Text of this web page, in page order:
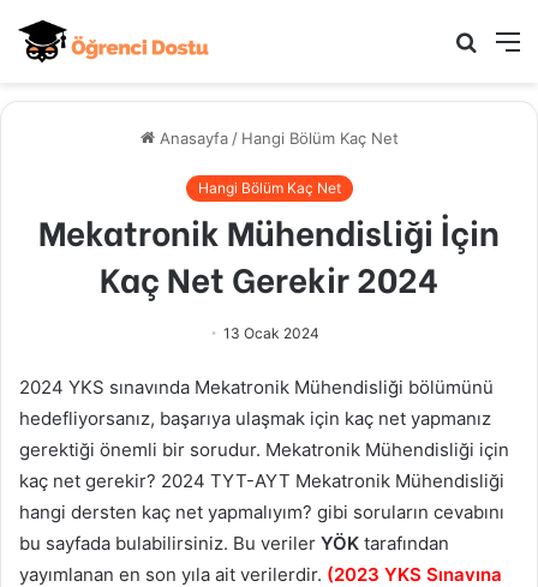
Arama
Anasayfa / Hangi Bölüm Kaç Net
Hangi Bölüm Kaç Net
Mekatronik Mühendisliği İçin
Kaç Net Gerekir 2024
13 Ocak 2024
2024 YKS sınavında Mekatronik Mühendisliği bölümünü
hedefliyorsanız, başarıya ulaşmak için kaç net yapmanız
gerektiği önemli bir sorudur. Mekatronik Mühendisliği için
kaç net gerekir? 2024 TYT-AYT Mekatronik Mühendisliği
hangi dersten kaç net yapmalıyım? gibi soruların cevabını
bu sayfada bulabilirsiniz. Bu veriler YÖK tarafından
yayımlanan en son yıla ait verilerdir. (2023 YKS Sınavına